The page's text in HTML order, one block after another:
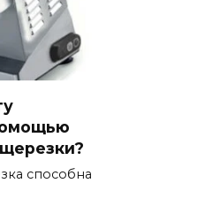
способна